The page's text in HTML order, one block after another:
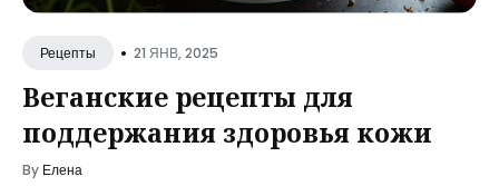
Рецепты • 21 ЯНВ, 2025
Веганские рецепты для
поддержания здоровья кожи
By Елена